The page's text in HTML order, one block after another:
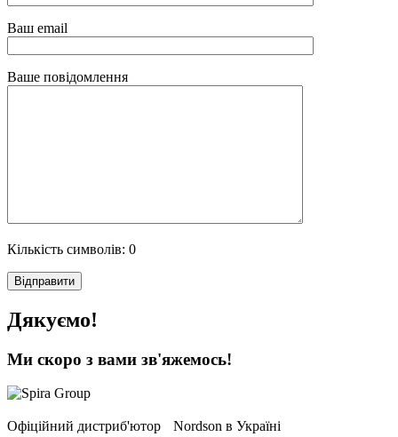
Ваш email
Ваше повідомлення
Кількість символів: 0
Дякуємо!
Ми скоро з вами зв'яжемось!
Офіційний дистриб'ютор Nordson в Україні